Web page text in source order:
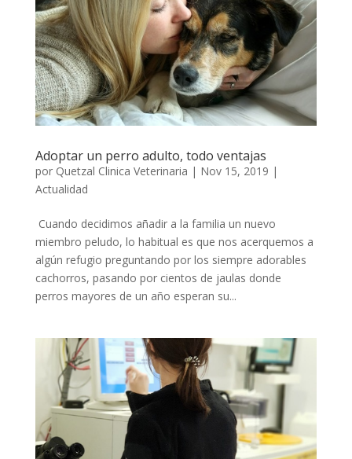
Adoptar un perro adulto, todo ventajas
por Quetzal Clinica Veterinaria | Nov 15, 2019 |
Actualidad
Cuando decidimos añadir a la familia un nuevo
miembro peludo, lo habitual es que nos acerquemos a
algún refugio preguntando por los siempre adorables
cachorros, pasando por cientos de jaulas donde
perros mayores de un año esperan su...